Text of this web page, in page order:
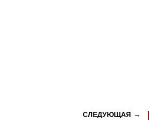
СЛЕДУЮЩАЯ